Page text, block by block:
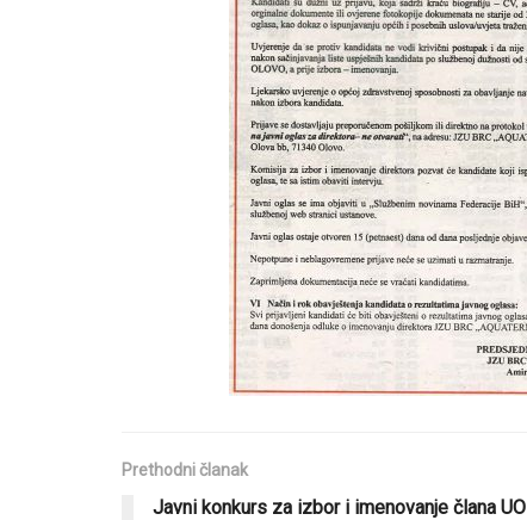
Prethodni članak
Javni konkurs za izbor i imenovanje člana UO